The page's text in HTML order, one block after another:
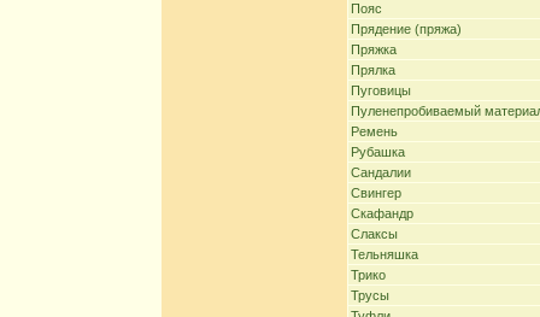
Пояс
Прядение (пряжа)
Пряжка
Прялка
Пуговицы
Пуленепробиваемый
Ремень
Рубашка
Сандалии
Свингер
Скафандр
Слаксы
Тельняшка
Трико
Трусы